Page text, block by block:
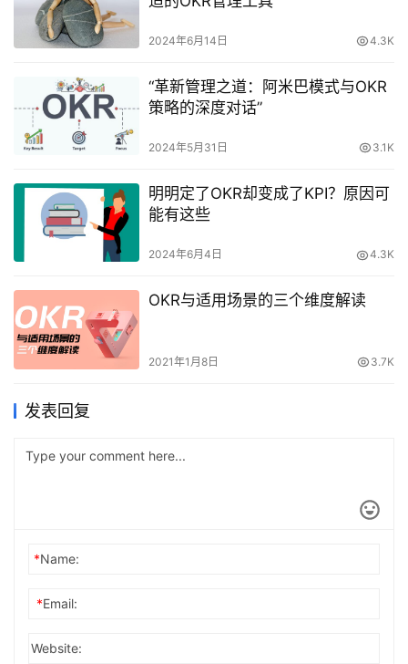
2024年6月14日 4.3K
“革新管理之道：阿米巴模式与OKR
策略的深度对话”
2024年5月31日 3.1K
明明定了OKR却变成了KPI？原因可
能有这些
2024年6月4日 4.3K
OKR与适用场景的三个维度解读
2021年1月8日 3.7K
发表回复
*Name:
*Email:
Website: